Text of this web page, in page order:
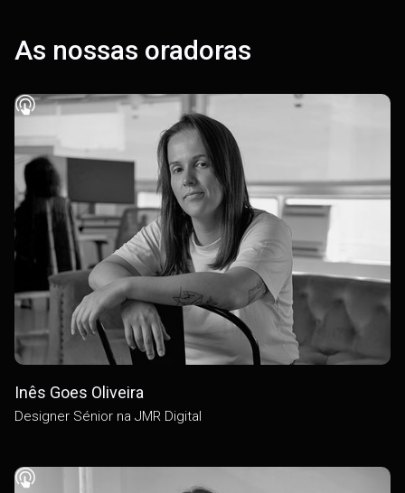
As nossas oradoras
Inês Goes Oliveira
Designer Sénior na JMR Digital